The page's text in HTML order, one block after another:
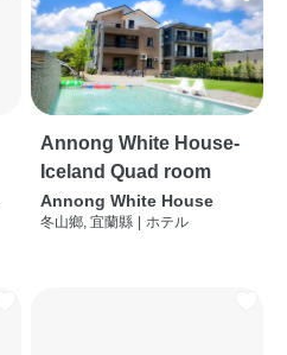
Annong White House-
Iceland Quad room
Annong White House
冬山鄉, 宜蘭縣 | ホテル